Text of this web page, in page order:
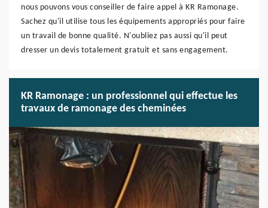
nous pouvons vous conseiller de faire appel à KR Ramonage.
Sachez qu'il utilise tous les équipements appropriés pour faire
un travail de bonne qualité. N'oubliez pas aussi qu'il peut
dresser un devis totalement gratuit et sans engagement.
KR Ramonage : un professionnel qui effectue les
travaux de ramonage des cheminées